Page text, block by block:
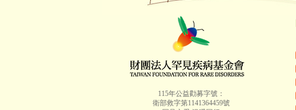
115年公益勸募字號：
衛部救字第1141364459號